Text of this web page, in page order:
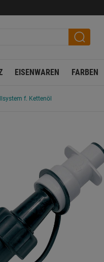
EISENWAREN FARBEN
f. Kettenöl